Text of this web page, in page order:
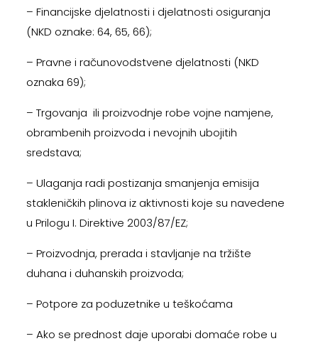
– Financijske djelatnosti i djelatnosti osiguranja
(NKD oznake: 64, 65, 66);
– Pravne i računovodstvene djelatnosti (NKD
oznaka 69);
– Trgovanja ili proizvodnje robe vojne namjene,
obrambenih proizvoda i nevojnih ubojitih
sredstava;
– Ulaganja radi postizanja smanjenja emisija
stakleničkih plinova iz aktivnosti koje su navedene
u Prilogu I. Direktive 2003/87/EZ;
– Proizvodnja, prerada i stavljanje na tržište
duhana i duhanskih proizvoda;
– Potpore za poduzetnike u teškoćama
– Ako se prednost daje uporabi domaće robe u